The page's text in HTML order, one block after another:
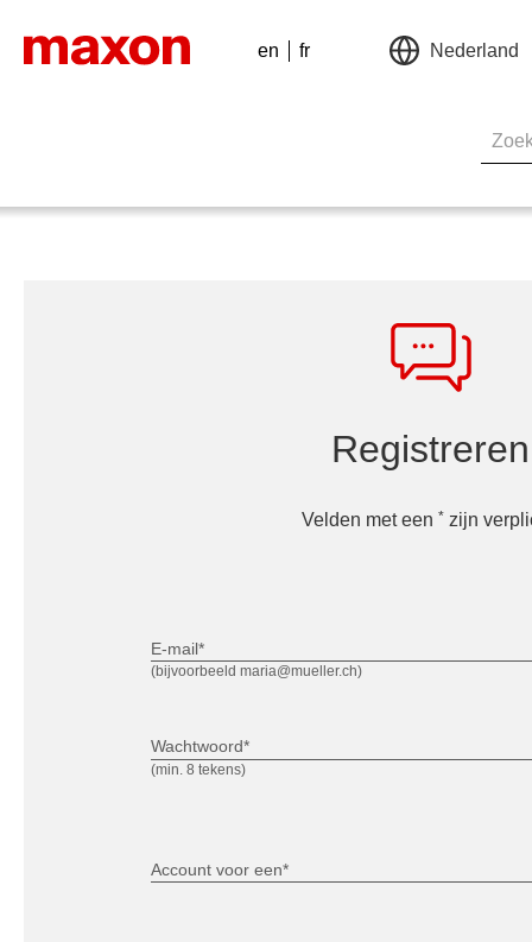
en fr Nederland
Registreren
Velden met een * zijn
(bijvoorbeeld maria@mueller.ch)
E-mail*
(min. 8 tekens)
Wachtwoord*
Account voor een*